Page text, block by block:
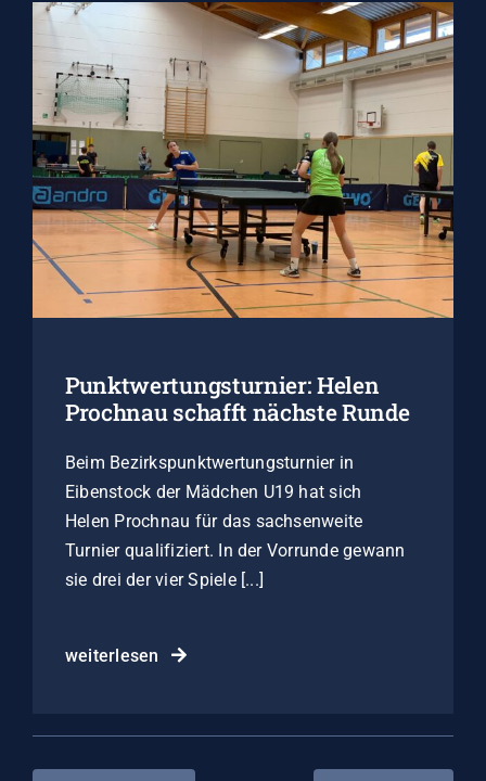
Punktwertungsturnier: Helen
Prochnau schafft nächste Runde
Beim Bezirkspunktwertungsturnier in
Eibenstock der Mädchen U19 hat sich
Helen Prochnau für das sachsenweite
Turnier qualifiziert. In der Vorrunde gewann
sie drei der vier Spiele [...]
weiterlesen